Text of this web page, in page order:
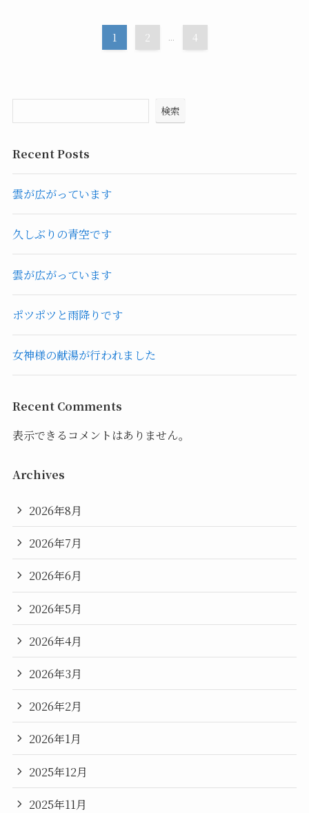
1 2 ... 4
検索
Recent Posts
雲が広がっています
久しぶりの青空です
雲が広がっています
ポツポツと雨降りです
女神様の献湯が行われました
Recent Comments
表示できるコメントはありません。
Archives
2026年8月
2026年7月
2026年6月
2026年5月
2026年4月
2026年3月
2026年2月
2026年1月
2025年12月
2025年11月